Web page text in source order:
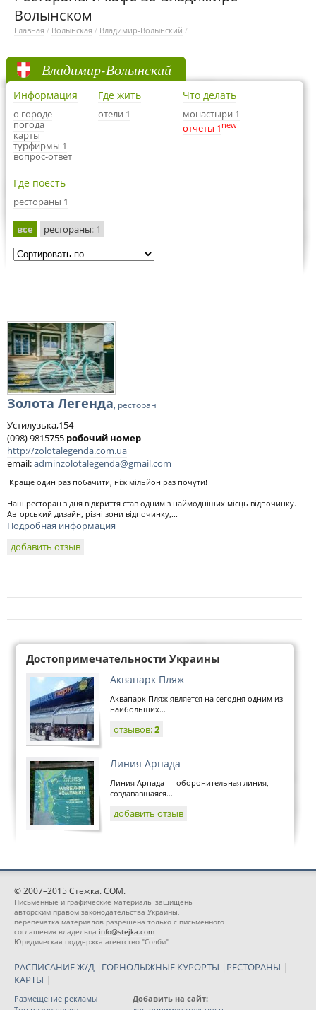
Волынском
Главная / Волынская / Владимир-Волынский /
Владимир-Волынский
Информация
о городе
погода
карты
турфирмы 1
вопрос-ответ
Где жить
отели 1
Что делать
монастыри 1
отчеты 1 new
Где поесть
рестораны 1
все рестораны: 1
Золота Легенда, ресторан
Устилузька,154
(098) 9815755 робочий номер
http://zolotalegenda.com.ua
email:adminzolotalegenda@gmail.com
Краще один раз побачити, ніж мільйон раз почути!
Наш ресторан з дня відкриття став одним з наймодніших місць відпочинку.
Авторський дизайн, різні зони відпочинку,...
Подробная информация
добавить отзыв
Достопримечательности Украины
Аквапарк Пляж
Аквапарк Пляж является на сегодня одним из
наибольших...
отзывов:2
Линия Арпада
Линия Арпада — оборонительная линия,
создававшаяся...
добавить отзыв
© 2007–2015 Стежка. COM.
Письменные и графические материалы защищены
авторским правом законодательства Украины,
перепечатка материалов разрешена только с письменного
соглашения владельца info@stejka.com
Юридическая поддержка агентство "Солби"
РАСПИСАНИЕ Ж/Д | ГОРНОЛЫЖНЫЕ КУРОРТЫ | РЕСТОРАНЫ |
КАРТЫ |
Размещение рекламы
Добавить на сайт: